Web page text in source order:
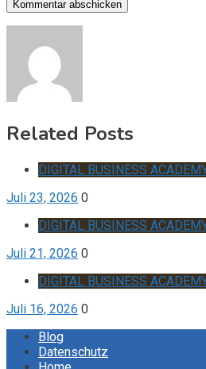
Related Posts
DIGITAL BUSINESS
Juli 23, 2026 0
DIGITAL BUSINESS
Juli 21, 2026 0
DIGITAL BUSINESS
Juli 16, 2026 0
Blog
Datenschutz